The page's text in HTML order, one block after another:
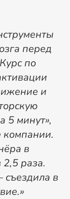
перед
по
и
5 минут»,
компании.
в
раза.
съездила в